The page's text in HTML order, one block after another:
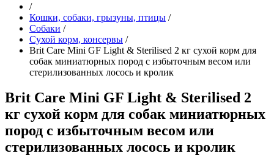
/
Кошки, собаки, грызуны, птицы /
Собаки /
Сухой корм, консервы /
Brit Care Mini GF Light & Sterilised 2 кг сухой корм для
собак миниатюрных пород с избыточным весом или
стерилизованных лосось и кролик
Brit Care Mini GF Light & Sterilised 2
кг сухой корм для собак миниатюрных
пород с избыточным весом или
стерилизованных лосось и кролик